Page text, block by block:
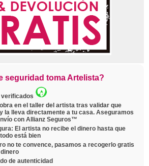
seguridad toma Artelista?
en el taller del artista tras validar que
la lleva directamente a tu casa. Aseguramos
con Allianz Seguros™
El artista no recibe el dinero hasta que
está bien
no te convence, pasamos a recogerlo gratis
de autenticidad